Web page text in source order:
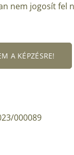
nem jogosít fel
A KÉPZÉSRE!
000089